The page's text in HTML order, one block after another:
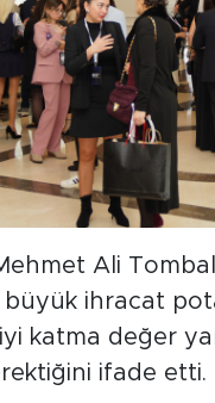
Ali
ihracat
katma değer
ifade etti.